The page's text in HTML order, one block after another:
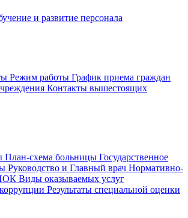
и развитие персонала
Режим работы График приема граждан
Контакты вышестоящих
План-схема больницы Государственное
Руководство и Главный врач Нормативно-
Виды оказываемых услуг
Результаты специальной оценки